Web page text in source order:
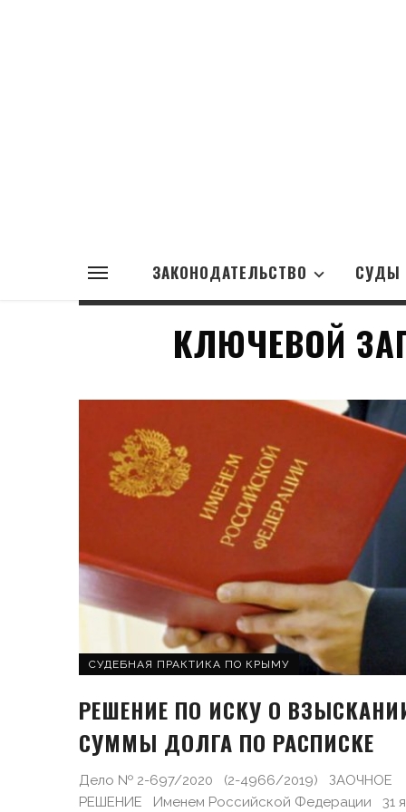
ЗАКОНОДАТЕЛЬСТВО СУДЫ
КЛЮЧЕВОЙ
СУДЕБНАЯ ПРАКТИКА ПО КРЫМУ
РЕШЕНИЕ ПО ИСКУ О
СУММЫ ДОЛГА ПО РАСПИСКЕ
Дело № 2-697/2020 (2-4966/2019) ЗАОЧНОЕ
РЕШЕНИЕ Именем Российской Федерации 31